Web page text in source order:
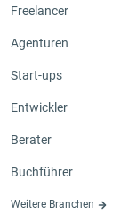
Freelancer
Agenturen
Start-ups
Entwickler
Berater
Buchführer
Weitere Branchen